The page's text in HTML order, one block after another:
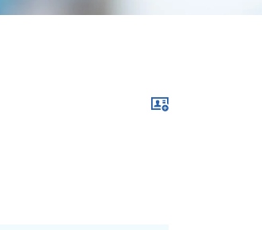
Download xcf file